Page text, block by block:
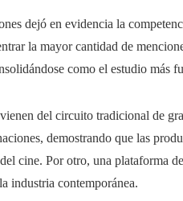
dejó en evidencia la
la mayor cantidad de
como el estudio más
del circuito tradicional de
demostrando que las
cine. Por otro, una plataforma
industria contemporánea.